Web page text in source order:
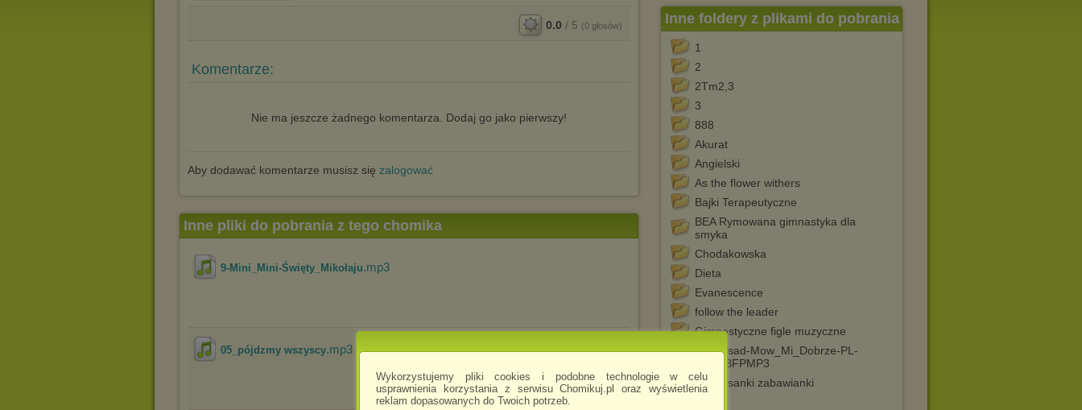
Wykorzystujemy pliki cookies i podobne technologie w celu
usprawnienia korzystania z serwisu Chomikuj.pl oraz wyświetlenia
reklam dopasowanych do Twoich potrzeb.
0.0 / 5 (0 głosów)
Komentarze:
Nie ma jeszcze żadnego komentarza. Dodaj go jako pierwszy!
Aby dodawać komentarze musisz się zalogować
Inne foldery z plikami do pobrania
1
2
2Tm2,3
3
888
Akurat
Angielski
As the flower withers
Bajki Terapeutyczne
BEA Rymowana gimnastyka dla
smyka
Chodakowska
Dieta
Evanescence
follow the leader
Gimnastyczne figle muzyczne
Happysad-Mow_Mi_Dobrze-PL-
2009-BFPMP3
Hopsasanki zabawianki
Inne pliki do pobrania z tego chomika
9-Mini_Mini-Święty_Mikołaju.mp3
05_pójdzmy wszyscy.mp3